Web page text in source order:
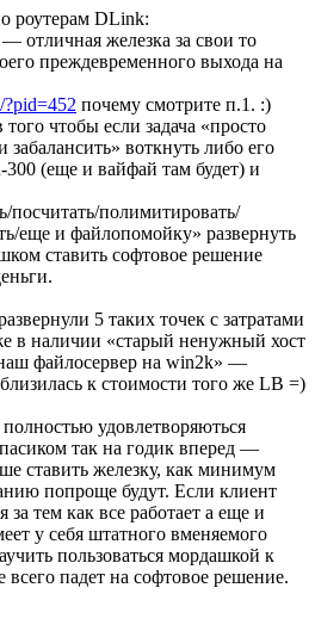
роутерам DLink:
отличная железка за свои то
преждевременного выхода на
почему смотрите п.1. :)
чтобы если задача «просто
забалансить» воткнуть либо его
(еще и вайфай там будет) и
посчитать/полимитировать/
еще и файлопомойку» развернуть
ставить софтовое решение
5 таких точек с затратами
в наличии «старый ненужный хост
файлосервер на win2k» —
к стоимости того же LB =)
удовлетворяються
так на годик вперед —
ставить железку, как минимум
попроще будут. Если клиент
за тем как все работает а еще и
у себя штатного вменяемого
пользоваться мордашкой к
падет на софтовое решение.